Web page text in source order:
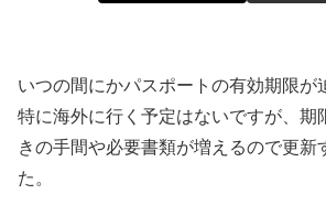
いつの間にかパスポートの有効期限が
特に海外に行く予定はないですが、期
きの手間や必要書類が増えるので更新
た。